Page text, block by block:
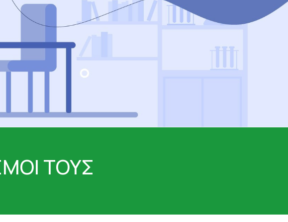
ΨΩΡΙΑΣΗ
ΔΙΟΥΡΗΤΙΚΑ
ΑΡΘΡΩΣΕΩΝ
ΣΤΥΤΙΚΗ ΔΥΣΛΕΙΤΟΥΡΓΙΑ - ΧΑΜΗΛΗ LIBIDO
ΤΡΙΧΟΠΤΩΣΗ
ΥΠΟΓΟΝΙΜΟΤΗΤΑ
ΦΛΕΒΙΚΗ ΑΝΕΠΑΡΚΕΙΑ -ΦΛΕΒΙΤΙΔΑ - ΚΙΡΣΟΙ
ΧΟΛΗΣΤΕΡΙΝΗ - ΚΑΡΔΙΑΓΓΕΙΑΚΗ ΛΕΙΤΟΥΡΓΙΑ
ΤΟΥΣ